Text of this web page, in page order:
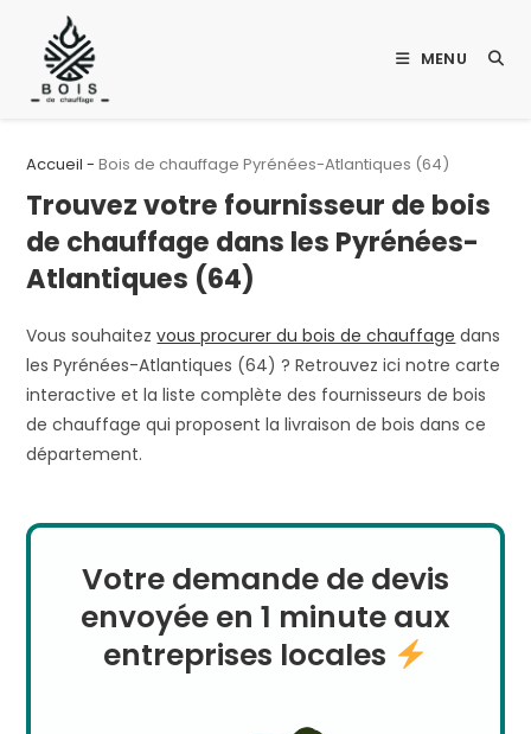
content
MENU
Accueil -Bois de chauffage Pyrénées-Atlantiques (64)
Trouvez votre fournisseur de bois
de chauffage dans les Pyrénées-
Atlantiques (64)
Vous souhaitezvous procurer du bois de chauffage dans
les Pyrénées-Atlantiques (64) ? Retrouvez ici notre carte
interactive et la liste complète des fournisseurs de bois
de chauffage qui proposent la livraison de bois dans ce
département.
Votre demande de devis
envoyée en 1 minute aux
entreprises locales